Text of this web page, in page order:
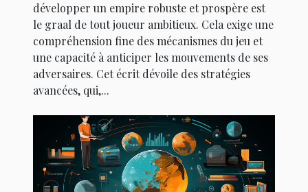
développer un empire robuste et prospère est
le graal de tout joueur ambitieux. Cela exige une
compréhension fine des mécanismes du jeu et
une capacité à anticiper les mouvements de ses
adversaires. Cet écrit dévoile des stratégies
avancées, qui,...